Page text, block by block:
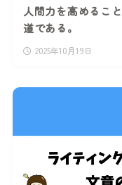
人間力を高めるこ
道である。
2025年10月19日